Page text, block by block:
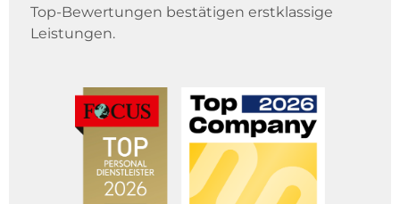
Top-Bewertungen bestätigen erstklassige
Leistungen.